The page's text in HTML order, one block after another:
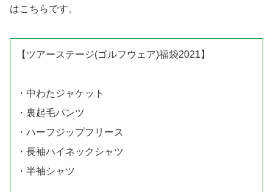
はこちらです。
【ツアーステージ(ゴルフウェア)福袋2021】
・中わたジャケット
・裏起毛パンツ
・ハーフジップフリース
・長袖ハイネックシャツ
・半袖シャツ